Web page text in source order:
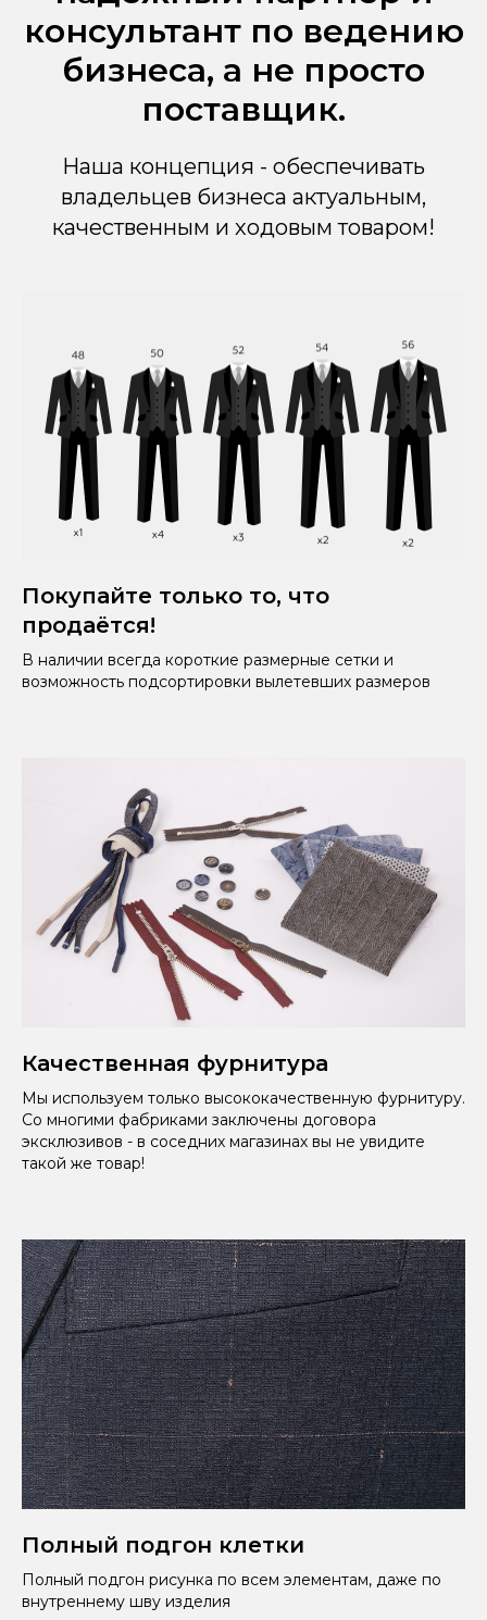
консультант по ведению
бизнеса, а не просто
поставщик.
Наша концепция - обеспечивать
владельцев бизнеса актуальным,
качественным и ходовым товаром!
Покупайте только то, что
продаётся!
В наличии всегда короткие размерные сетки и
возможность подсортировки вылетевших размеров
Качественная фурнитура
Мы используем только высококачественную фурнитуру.
Со многими фабриками заключены договора
эксклюзивов - в соседних магазинах вы не увидите
такой же товар!
Полный подгон клетки
Полный подгон рисунка по всем элементам, даже по
внутреннему шву изделия